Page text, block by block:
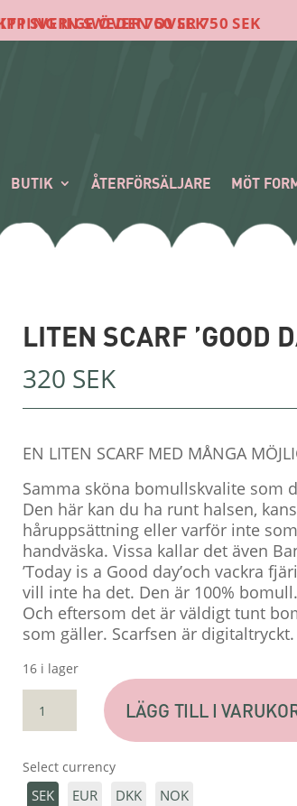
750 SEK
OVER 750 SEK
BUTIK ÅTERFÖRSÄLJARE MÖT
LITEN SCARF ’GOOD
320 SEK
EN LITEN SCARF MED MÅNGA
Samma sköna bomullskvalite som
Den här kan du ha runt halsen,
håruppsättning eller varför inte
handväska. Vissa kallar det även
’Today is a Good day’och vackra
vill inte ha det. Den är 100%
Och eftersom det är väldigt tunt
som gäller. Scarfsen är digitaltryckt.
16 i lager
SCARF
DAY'
MÄNGD
LÄGG TILL I
Select currency
SEK EUR DKK NOK